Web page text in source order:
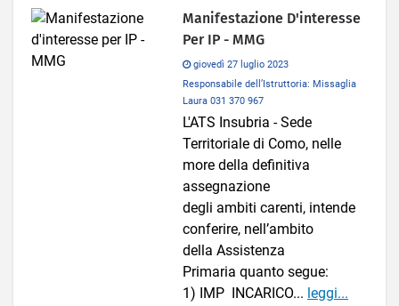
Manifestazione D'interesse
Per IP - MMG
giovedì 27 luglio 2023
Responsabile dell’Istruttoria: Missaglia
Laura 031 370 967
L'ATS Insubria - Sede
Territoriale di Como, nelle
more della definitiva
assegnazione
degli ambiti carenti, intende
conferire, nell’ambito
della Assistenza
Primaria quanto segue:
1) IMP INCARICO... leggi...